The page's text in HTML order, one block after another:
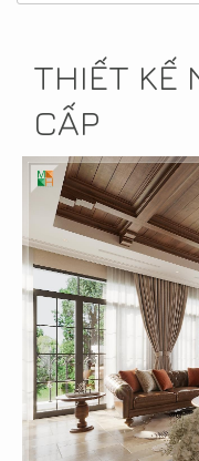
THIẾT KẾ
CẤP